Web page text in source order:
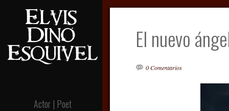
Actor | Poet
El nuevo
0 Comentarios